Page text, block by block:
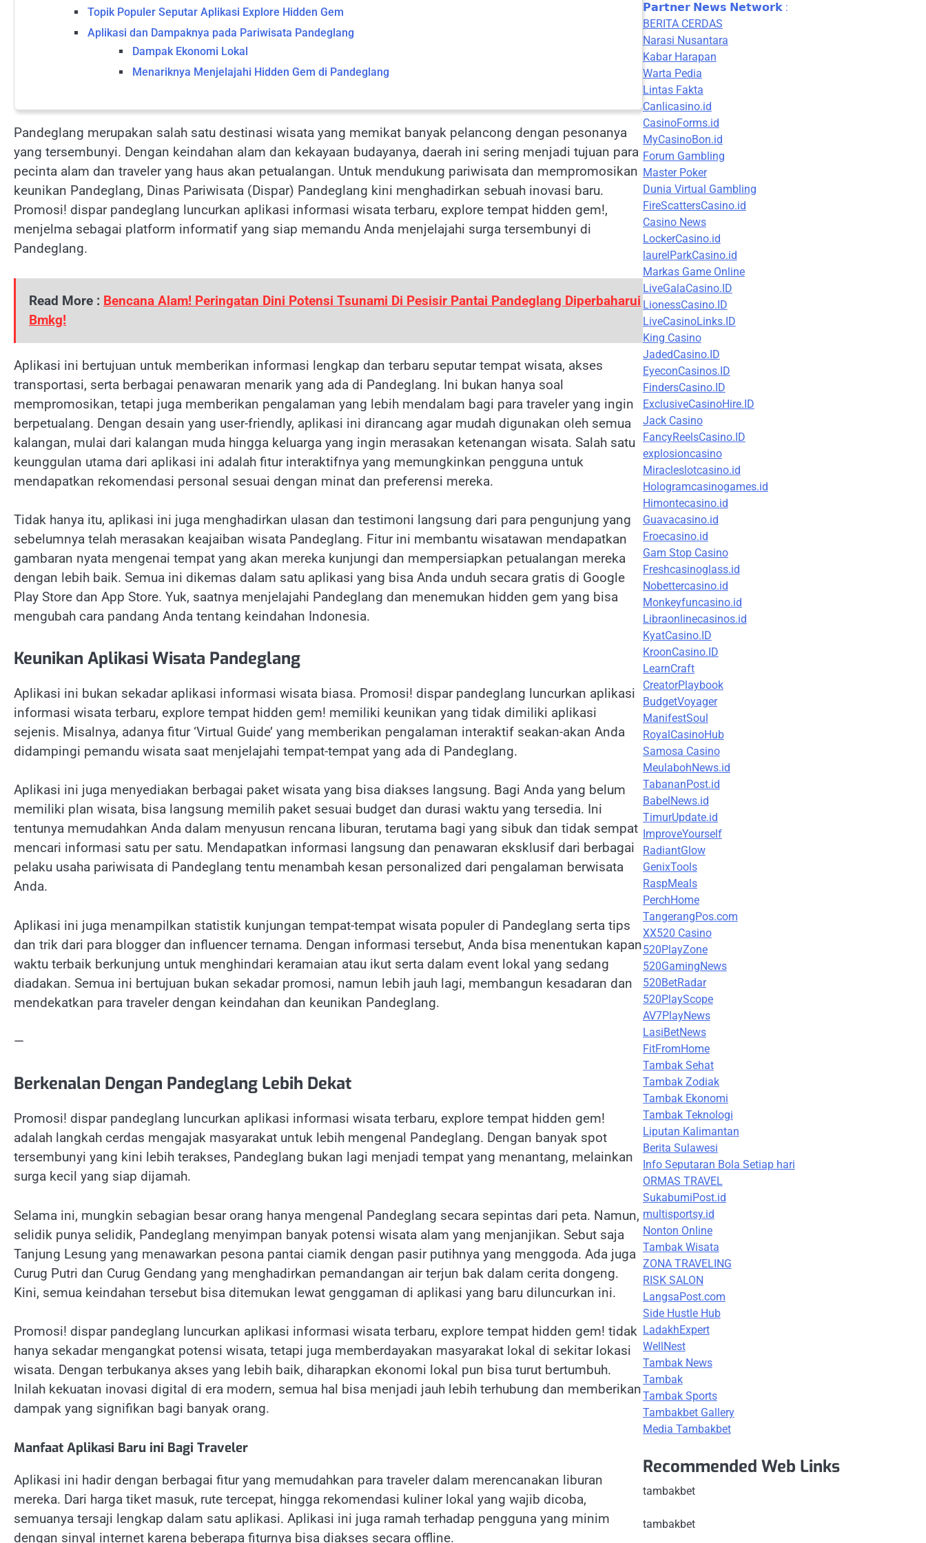
Topik Populer Seputar Aplikasi Explore Hidden Gem
Aplikasi dan Dampaknya pada Pariwisata Pandeglang
Dampak Ekonomi Lokal
Menariknya Menjelajahi Hidden Gem di Pandeglang
Pandeglang merupakan salah satu destinasi wisata yang memikat banyak pelancong dengan pesonanya
yang tersembunyi. Dengan keindahan alam dan kekayaan budayanya, daerah ini sering menjadi tujuan para
pecinta alam dan traveler yang haus akan petualangan. Untuk mendukung pariwisata dan mempromosikan
keunikan Pandeglang, Dinas Pariwisata (Dispar) Pandeglang kini menghadirkan sebuah inovasi baru.
Promosi! dispar pandeglang luncurkan aplikasi informasi wisata terbaru, explore tempat hidden gem!,
menjelma sebagai platform informatif yang siap memandu Anda menjelajahi surga tersembunyi di
Pandeglang.
Read More : Bencana Alam! Peringatan Dini Potensi Tsunami Di Pesisir Pantai Pandeglang Diperbaharui
Bmkg!
Aplikasi ini bertujuan untuk memberikan informasi lengkap dan terbaru seputar tempat wisata, akses
transportasi, serta berbagai penawaran menarik yang ada di Pandeglang. Ini bukan hanya soal
mempromosikan, tetapi juga memberikan pengalaman yang lebih mendalam bagi para traveler yang ingin
berpetualang. Dengan desain yang user-friendly, aplikasi ini dirancang agar mudah digunakan oleh semua
kalangan, mulai dari kalangan muda hingga keluarga yang ingin merasakan ketenangan wisata. Salah satu
keunggulan utama dari aplikasi ini adalah fitur interaktifnya yang memungkinkan pengguna untuk
mendapatkan rekomendasi personal sesuai dengan minat dan preferensi mereka.
Tidak hanya itu, aplikasi ini juga menghadirkan ulasan dan testimoni langsung dari para pengunjung yang
sebelumnya telah merasakan keajaiban wisata Pandeglang. Fitur ini membantu wisatawan mendapatkan
gambaran nyata mengenai tempat yang akan mereka kunjungi dan mempersiapkan petualangan mereka
dengan lebih baik. Semua ini dikemas dalam satu aplikasi yang bisa Anda unduh secara gratis di Google
Play Store dan App Store. Yuk, saatnya menjelajahi Pandeglang dan menemukan hidden gem yang bisa
mengubah cara pandang Anda tentang keindahan Indonesia.
Keunikan Aplikasi Wisata Pandeglang
Aplikasi ini bukan sekadar aplikasi informasi wisata biasa. Promosi! dispar pandeglang luncurkan aplikasi
informasi wisata terbaru, explore tempat hidden gem! memiliki keunikan yang tidak dimiliki aplikasi
sejenis. Misalnya, adanya fitur ‘Virtual Guide’ yang memberikan pengalaman interaktif seakan-akan Anda
didampingi pemandu wisata saat menjelajahi tempat-tempat yang ada di Pandeglang.
Aplikasi ini juga menyediakan berbagai paket wisata yang bisa diakses langsung. Bagi Anda yang belum
memiliki plan wisata, bisa langsung memilih paket sesuai budget dan durasi waktu yang tersedia. Ini
tentunya memudahkan Anda dalam menyusun rencana liburan, terutama bagi yang sibuk dan tidak sempat
mencari informasi satu per satu. Mendapatkan informasi langsung dan penawaran eksklusif dari berbagai
pelaku usaha pariwisata di Pandeglang tentu menambah kesan personalized dari pengalaman berwisata
Anda.
Aplikasi ini juga menampilkan statistik kunjungan tempat-tempat wisata populer di Pandeglang serta tips
dan trik dari para blogger dan influencer ternama. Dengan informasi tersebut, Anda bisa menentukan kapan
waktu terbaik berkunjung untuk menghindari keramaian atau ikut serta dalam event lokal yang sedang
diadakan. Semua ini bertujuan bukan sekadar promosi, namun lebih jauh lagi, membangun kesadaran dan
mendekatkan para traveler dengan keindahan dan keunikan Pandeglang.
—
Berkenalan Dengan Pandeglang Lebih Dekat
Promosi! dispar pandeglang luncurkan aplikasi informasi wisata terbaru, explore tempat hidden gem!
adalah langkah cerdas mengajak masyarakat untuk lebih mengenal Pandeglang. Dengan banyak spot
tersembunyi yang kini lebih terakses, Pandeglang bukan lagi menjadi tempat yang menantang, melainkan
surga kecil yang siap dijamah.
Selama ini, mungkin sebagian besar orang hanya mengenal Pandeglang secara sepintas dari peta. Namun,
selidik punya selidik, Pandeglang menyimpan banyak potensi wisata alam yang menjanjikan. Sebut saja
Tanjung Lesung yang menawarkan pesona pantai ciamik dengan pasir putihnya yang menggoda. Ada juga
Curug Putri dan Curug Gendang yang menghadirkan pemandangan air terjun bak dalam cerita dongeng.
Kini, semua keindahan tersebut bisa ditemukan lewat genggaman di aplikasi yang baru diluncurkan ini.
Promosi! dispar pandeglang luncurkan aplikasi informasi wisata terbaru, explore tempat hidden gem! tidak
hanya sekadar mengangkat potensi wisata, tetapi juga memberdayakan masyarakat lokal di sekitar lokasi
wisata. Dengan terbukanya akses yang lebih baik, diharapkan ekonomi lokal pun bisa turut bertumbuh.
Inilah kekuatan inovasi digital di era modern, semua hal bisa menjadi jauh lebih terhubung dan memberikan
dampak yang signifikan bagi banyak orang.
Manfaat Aplikasi Baru ini Bagi Traveler
Aplikasi ini hadir dengan berbagai fitur yang memudahkan para traveler dalam merencanakan liburan
mereka. Dari harga tiket masuk, rute tercepat, hingga rekomendasi kuliner lokal yang wajib dicoba,
semuanya tersaji lengkap dalam satu aplikasi. Aplikasi ini juga ramah terhadap pengguna yang minim
dengan sinyal internet karena beberapa fiturnya bisa diakses secara offline.
𝗣𝗮𝗿𝘁𝗻𝗲𝗿 𝗡𝗲𝘄𝘀 𝗡𝗲𝘁𝘄𝗼𝗿𝗸 :
BERITA CERDAS
Narasi Nusantara
Kabar Harapan
Warta Pedia
Lintas Fakta
Canlicasino.id
CasinoForms.id
MyCasinoBon.id
Forum Gambling
Master Poker
Dunia Virtual Gambling
FireScattersCasino.id
Casino News
LockerCasino.id
laurelParkCasino.id
Markas Game Online
LiveGalaCasino.ID
LionessCasino.ID
LiveCasinoLinks.ID
King Casino
JadedCasino.ID
EyeconCasinos.ID
FindersCasino.ID
ExclusiveCasinoHire.ID
Jack Casino
FancyReelsCasino.ID
explosioncasino
Miracleslotcasino.id
Hologramcasinogames.id
Himontecasino.id
Guavacasino.id
Froecasino.id
Gam Stop Casino
Freshcasinoglass.id
Nobettercasino.id
Monkeyfuncasino.id
Libraonlinecasinos.id
KyatCasino.ID
KroonCasino.ID
LearnCraft
CreatorPlaybook
BudgetVoyager
ManifestSoul
RoyalCasinoHub
Samosa Casino
MeulabohNews.id
TabananPost.id
BabelNews.id
TimurUpdate.id
ImproveYourself
RadiantGlow
GenixTools
RaspMeals
PerchHome
TangerangPos.com
XX520 Casino
520PlayZone
520GamingNews
520BetRadar
520PlayScope
AV7PlayNews
LasiBetNews
FitFromHome
Tambak Sehat
Tambak Zodiak
Tambak Ekonomi
Tambak Teknologi
Liputan Kalimantan
Berita Sulawesi
Info Seputaran Bola Setiap hari
ORMAS TRAVEL
SukabumiPost.id
multisportsy.id
Nonton Online
Tambak Wisata
ZONA TRAVELING
RISK SALON
LangsaPost.com
Side Hustle Hub
LadakhExpert
WellNest
Tambak News
Tambak
Tambak Sports
Tambakbet Gallery
Media Tambakbet
Recommended Web Links
tambakbet
tambakbet